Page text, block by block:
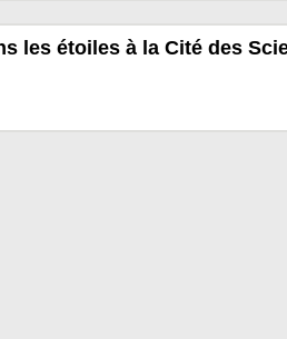
les étoiles à la Cité des